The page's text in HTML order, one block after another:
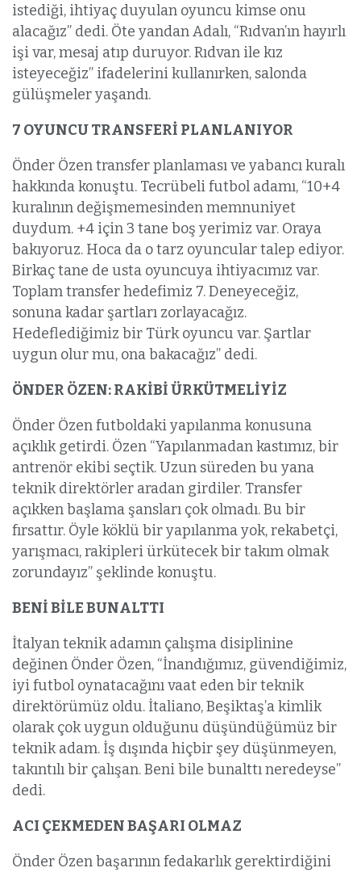
istediği, ihtiyaç duyulan oyuncu kimse onu
alacağız” dedi. Öte yandan Adalı, “Rıdvan’ın hayırlı
işi var, mesaj atıp duruyor. Rıdvan ile kız
isteyeceğiz” ifadelerini kullanırken, salonda
gülüşmeler yaşandı.
7 OYUNCU TRANSFERİ PLANLANIYOR
Önder Özen transfer planlaması ve yabancı kuralı
hakkında konuştu. Tecrübeli futbol adamı, “10+4
kuralının değişmemesinden memnuniyet
duydum. +4 için 3 tane boş yerimiz var. Oraya
bakıyoruz. Hoca da o tarz oyuncular talep ediyor.
Birkaç tane de usta oyuncuya ihtiyacımız var.
Toplam transfer hedefimiz 7. Deneyeceğiz,
sonuna kadar şartları zorlayacağız.
Hedeflediğimiz bir Türk oyuncu var. Şartlar
uygun olur mu, ona bakacağız” dedi.
ÖNDER ÖZEN: RAKİBİ ÜRKÜTMELİYİZ
Önder Özen futboldaki yapılanma konusuna
açıklık getirdi. Özen “Yapılanmadan kastımız, bir
antrenör ekibi seçtik. Uzun süreden bu yana
teknik direktörler aradan girdiler. Transfer
açıkken başlama şansları çok olmadı. Bu bir
fırsattır. Öyle köklü bir yapılanma yok, rekabetçi,
yarışmacı, rakipleri ürkütecek bir takım olmak
zorundayız” şeklinde konuştu.
BENİ BİLE BUNALTTI
İtalyan teknik adamın çalışma disiplinine
değinen Önder Özen, “İnandığımız, güvendiğimiz,
iyi futbol oynatacağını vaat eden bir teknik
direktörümüz oldu. İtaliano, Beşiktaş’a kimlik
olarak çok uygun olduğunu düşündüğümüz bir
teknik adam. İş dışında hiçbir şey düşünmeyen,
takıntılı bir çalışan. Beni bile bunalttı neredeyse”
dedi.
ACI ÇEKMEDEN BAŞARI OLMAZ
Önder Özen başarının fedakarlık gerektirdiğini